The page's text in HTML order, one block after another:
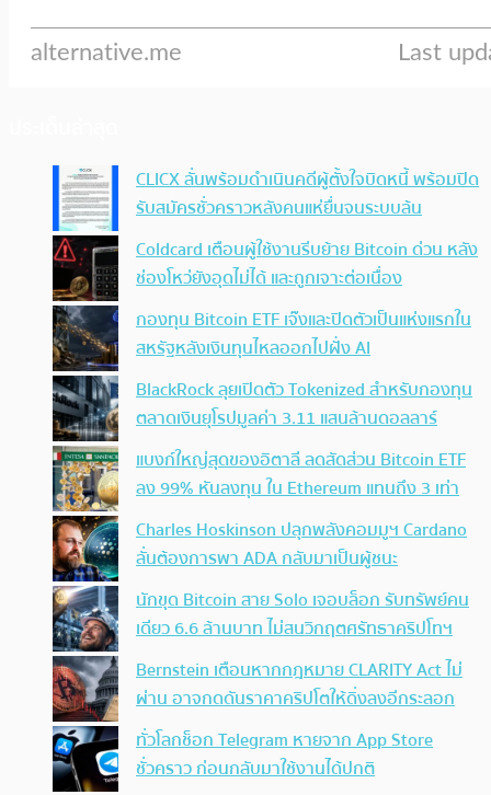
CLICX ลั่นพร้อมดำเนินคดีผู้ตั้งใจบิดหนี้ พร้อมปิด
รับสมัครชั่วคราวหลังคนแห่ยื่นจนระบบล้น
Coldcard เตือนผู้ใช้งานรีบย้าย Bitcoin ด่วน หลัง
ช่องโหว่ยังอุดไม่ได้ และถูกเจาะต่อเนื่อง
กองทุน Bitcoin ETF เจ๊งและปิดตัวเป็นแห่งแรกใน
สหรัฐหลังเงินทุนไหลออกไปฝั่ง AI
BlackRock ลุยเปิดตัว Tokenized สำหรับกองทุน
ตลาดเงินยุโรปมูลค่า 3.11 แสนล้านดอลลาร์
แบงก์ใหญ่สุดของอิตาลี ลดสัดส่วน Bitcoin ETF
ลง 99% หันลงทุน ใน Ethereum แทนถึง 3 เท่า
Charles Hoskinson ปลุกพลังคอมมูฯ Cardano
ลั่นต้องการพา ADA กลับมาเป็นผู้ชนะ
นักขุด Bitcoin สาย Solo เจอบล็อก รับทรัพย์คน
เดียว 6.6 ล้านบาท ไม่สนวิกฤตศรัทธาคริปโทฯ
Bernstein เตือนหากกฎหมาย CLARITY Act ไม่
ผ่าน อาจกดดันราคาคริปโตให้ดิ่งลงอีกระลอก
ทั่วโลกช็อก Telegram หายจาก App Store
ชั่วคราว ก่อนกลับมาใช้งานได้ปกติ